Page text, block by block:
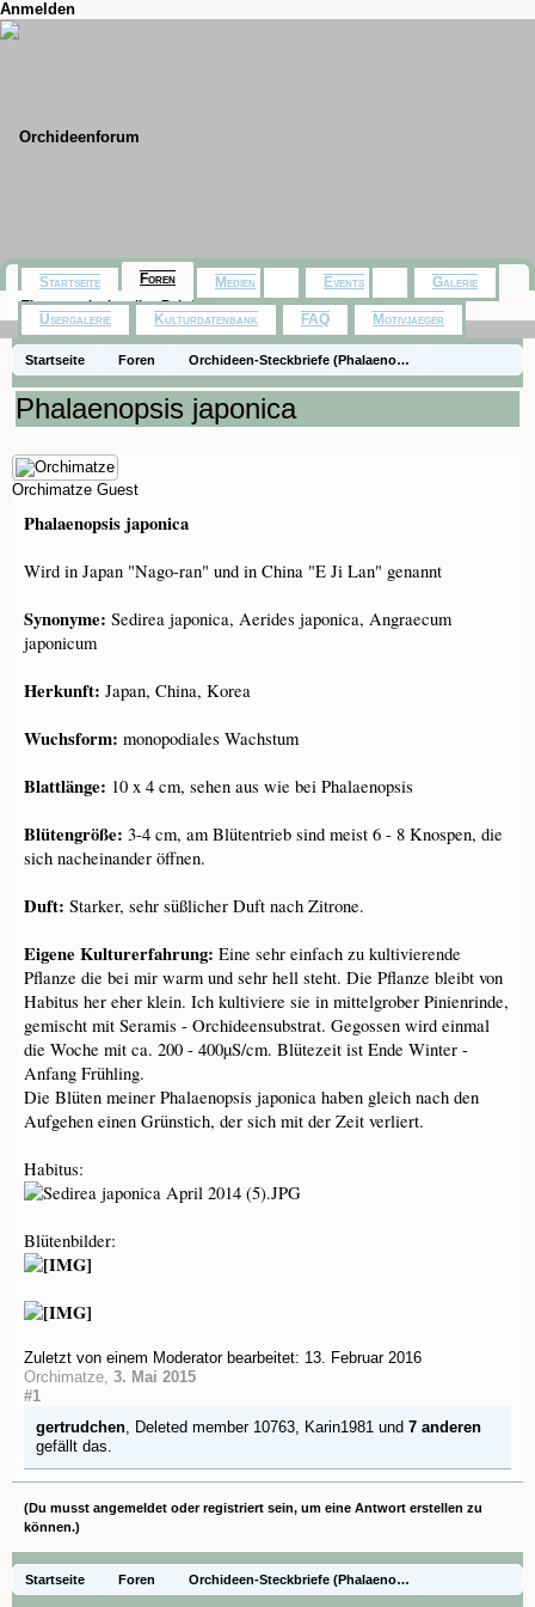
Anmelden
Startseite Foren
Orchideen-Steckbriefe (Phalaenopsis Naturformen
Steckbriefe - Phalaenopsis Naturformen
Phalaenopsis japonica
Orchimatze Guest
Phalaenopsis japonica
Wird in Japan "Nago-ran" und in China "E Ji Lan" genannt
Synonyme: Sedirea japonica, Aerides japonica, Angraecum
japonicum
Herkunft: Japan, China, Korea
Wuchsform: monopodiales Wachstum
Blattlänge: 10 x 4 cm, sehen aus wie bei Phalaenopsis
Blütengröße: 3-4 cm, am Blütentrieb sind meist 6 - 8 Knospen, die
sich nacheinander öffnen.
Duft: Starker, sehr süßlicher Duft nach Zitrone.
Eigene Kulturerfahrung: Eine sehr einfach zu kultivierende
Pflanze die bei mir warm und sehr hell steht. Die Pflanze bleibt von
Habitus her eher klein. Ich kultiviere sie in mittelgrober Pinienrinde,
gemischt mit Seramis - Orchideensubstrat. Gegossen wird einmal
die Woche mit ca. 200 - 400µS/cm. Blütezeit ist Ende Winter -
Anfang Frühling.
Die Blüten meiner Phalaenopsis japonica haben gleich nach den
Aufgehen einen Grünstich, der sich mit der Zeit verliert.
Habitus:
Blütenbilder:
Zuletzt von einem Moderator bearbeitet: 13. Februar 2016
Orchimatze, 3. Mai 2015
#1
gertrudchen, Deleted member 10763, Karin1981 und 7 anderen
gefällt das.
(Du musst angemeldet oder registriert sein, um eine Antwort erstellen zu
können.)
Startseite Foren
Orchideen-Steckbriefe (Phalaenopsis Naturformen
Startseite Foren
Themen mit aktuellen Beiträgen
Medien Events Galerie
Usergalerie Kulturdatenbank FAQ Motivjaeger